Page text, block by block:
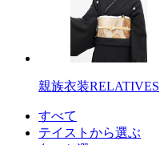
親族衣装RELATIVES
すべて
テイストから選ぶ